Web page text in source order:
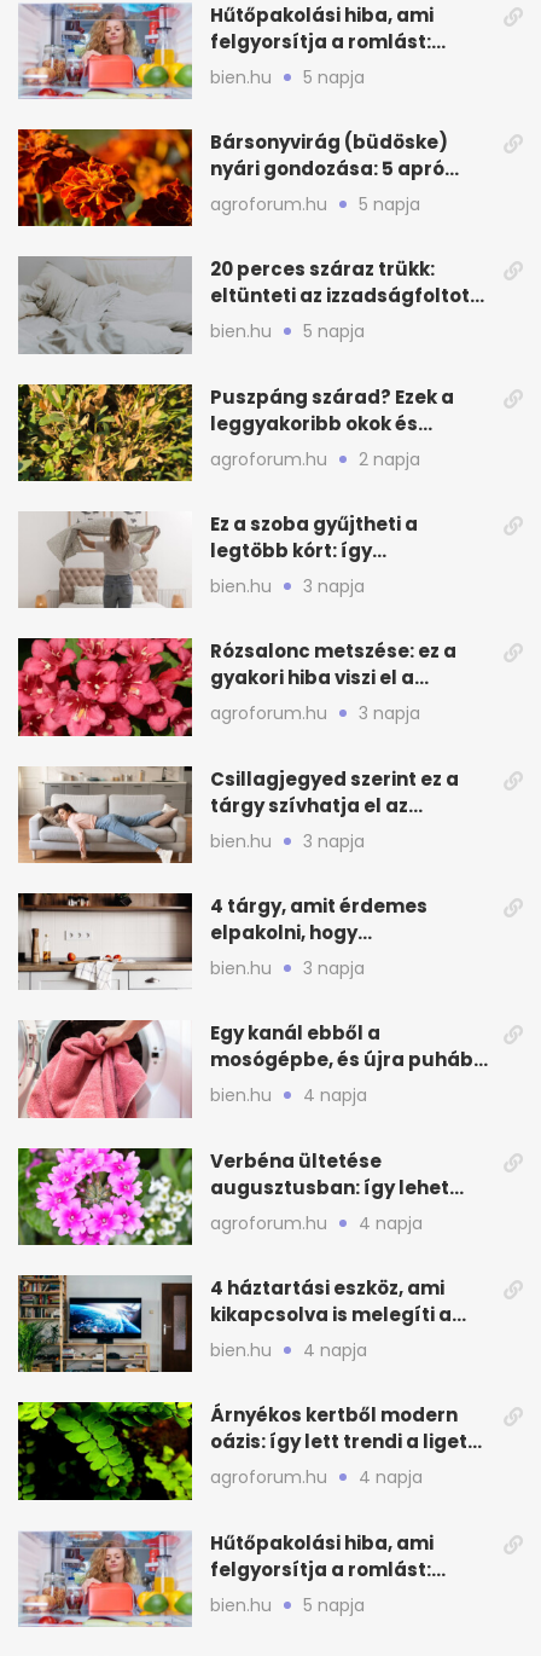
Hűtőpakolási hiba, ami
felgyorsítja a romlást:
zónákra figyelj
bien.hu 5 napja
Bársonyvirág (büdöske)
nyári gondozása: 5 apró
lépés a dús virágzásért
agroforum.hu 5 napja
20 perces száraz trükk:
eltünteti az izzadságfoltot
és a szagot a matracról
bien.hu 5 napja
Puszpáng szárad? Ezek a
leggyakoribb okok és
teendők
agroforum.hu 2 napja
Ez a szoba gyűjtheti a
legtöbb kórt: így
mélytisztítsd otthon
bien.hu 3 napja
Rózsalonc metszése: ez a
gyakori hiba viszi el a
virágzást
agroforum.hu 3 napja
Csillagjegyed szerint ez a
tárgy szívhatja el az
otthonod energiáját
bien.hu 3 napja
4 tárgy, amit érdemes
elpakolni, hogy
hűvösebbnek tűnjön a lakás
bien.hu 3 napja
Egy kanál ebből a
mosógépbe, és újra puhább
lesz a törölköző
bien.hu 4 napja
Verbéna ültetése
augusztusban: így lehet
még idén virágos a kert
agroforum.hu 4 napja
4 háztartási eszköz, ami
kikapcsolva is melegíti a
lakást
bien.hu 4 napja
Árnyékos kertből modern
oázis: így lett trendi a ligetes
zöld
agroforum.hu 4 napja
Hűtőpakolási hiba, ami
felgyorsítja a romlást:
zónákra figyelj
bien.hu 5 napja